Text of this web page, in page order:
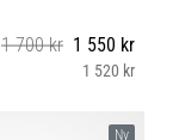
1 700 kr 1 550 kr
1 520 kr
46 46½ 47 48 Ny